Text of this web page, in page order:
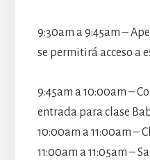
9:30am a 9:45am –
se permitirá acceso a
9:45am a 10:00am –
entrada para clase
10:00am a 11:00am –
11:00am a 11:05am –